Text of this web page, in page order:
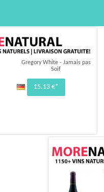
Gregory White - Jamais pas
Soif
15.13 €*